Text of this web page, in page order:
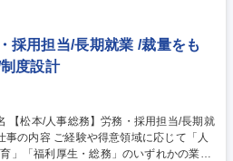
/採用人事】中途採用/福利厚生充実/年休125日
採用担当/長期就業 /裁量をも
度設計
」「福利厚生・総務」のいずれかの業務